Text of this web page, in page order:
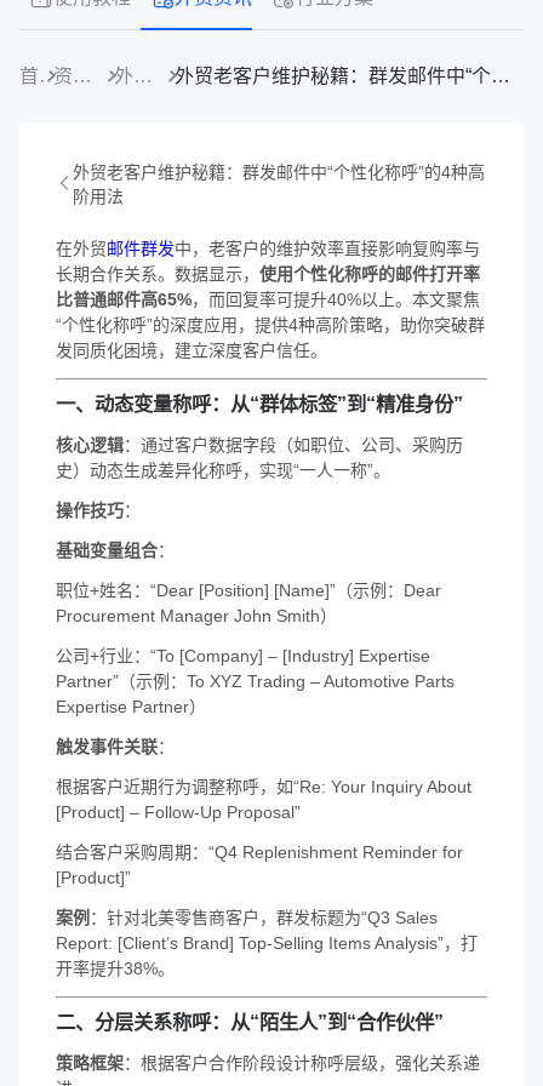
首页 资源中心 外贸资讯 外贸老客户维护秘籍：群发邮件中“个性化称呼”的4种高阶用法​
外贸老客户维护秘籍：群发邮件中“个性化称呼”的4种高
阶用法​
​在外贸邮件群发中，老客户的维护效率直接影响复购率与
长期合作关系。数据显示，​ ​使用个性化称呼的邮件打开率
比普通邮件高65%​​，而回复率可提升40%以上。本文聚焦
“个性化称呼”的深度应用，提供4种高阶策略，助你突破群
发同质化困境，建立深度客户信任。
​一、动态变量称呼：从“群体标签”到“精准身份”​
​核心逻辑​​：通过客户数据字段（如职位、公司、采购历
史）动态生成差异化称呼，实现“一人一称”。
​操作技巧​​：
​基础变量组合​​：
职位+姓名：“Dear [Position] [Name]”（示例：Dear
Procurement Manager John Smith）
公司+行业：“To [Company] – [Industry] Expertise
Partner”（示例：To XYZ Trading – Automotive Parts
Expertise Partner）
​触发事件关联​​：
根据客户近期行为调整称呼，如“Re: Your Inquiry About
[Product] – Follow-Up Proposal”
结合客户采购周期：“Q4 Replenishment Reminder for
[Product]”
​案例​ ​：针对北美零售商客户，群发标题为“Q3 Sales
Report: [Client’s Brand] Top-Selling Items Analysis”，打
开率提升38%。
​二、分层关系称呼：从“陌生人”到“合作伙伴”​
​策略框架​​：根据客户合作阶段设计称呼层级，强化关系递